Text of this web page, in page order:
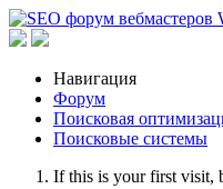
Навигация
Форум
Поисковая
Поисковые системы
If this is your first visit,